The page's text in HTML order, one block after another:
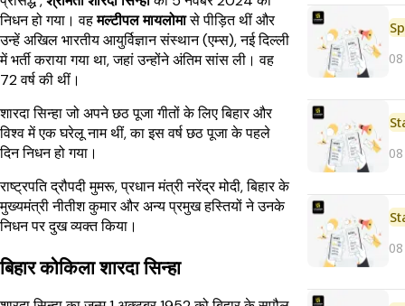
निधन हो गया। वहमल्टीपल मायलोमासे पीड़ित थीं और
उन्हें अखिल भारतीय आयुर्विज्ञान संस्थान (एम्स), नई दिल्ली
में भर्ती कराया गया था, जहां उन्होंने अंतिम सांस ली। वह
72 वर्ष की थीं।
शारदा सिन्हा जो अपने छठ पूजा गीतों के लिए बिहार और
विश्व में एक घरेलू नाम थीं, का इस वर्ष छठ पूजा के पहले
दिन निधन हो गया।
राष्ट्रपति द्रौपदी मुमरू, प्रधान मंत्री नरेंद्र मोदी, बिहार के
मुख्यमंत्री नीतीश कुमार और अन्य प्रमुख हस्तियों ने उनके
निधन पर दुख व्यक्त किया।
बिहार कोकिला शारदा सिन्हा